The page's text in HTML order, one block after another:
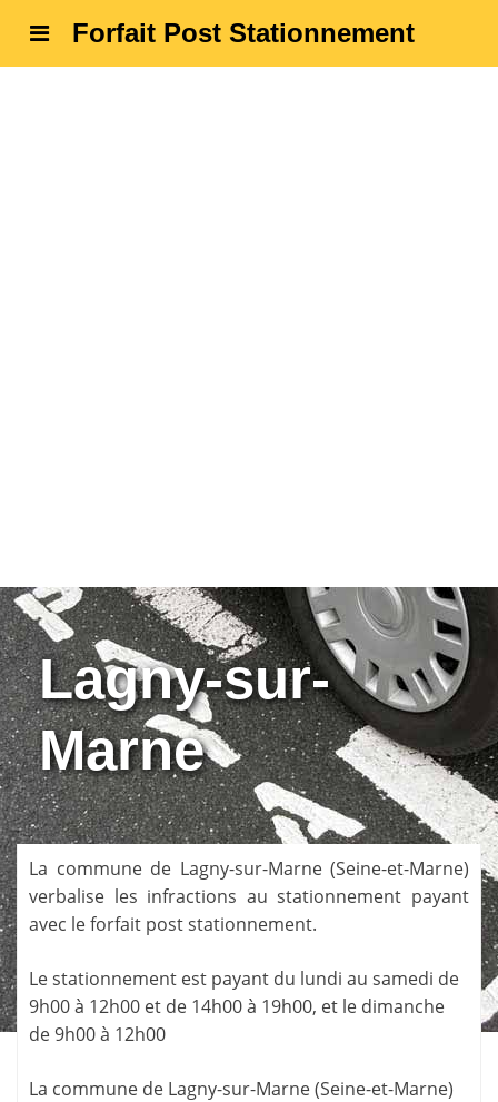
Forfait Post Stationnement
Lagny-sur-
Marne
La commune de Lagny-sur-Marne(Seine-et-Marne)
verbalise les infractions au stationnement payant
avec le forfait post stationnement.
Le stationnement est payant du lundi au samedi de
9h00 à 12h00 et de 14h00 à 19h00, et le dimanche
de 9h00 à 12h00
La commune de Lagny-sur-Marne(Seine-et-Marne)